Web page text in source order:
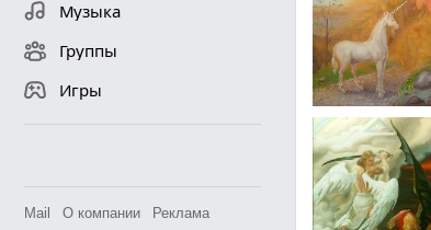
Музыка
Группы
Игры
Mail О компании
Реклама